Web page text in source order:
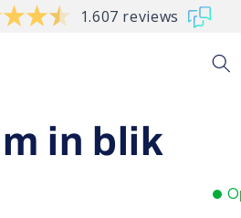
1.607 reviews
in blik